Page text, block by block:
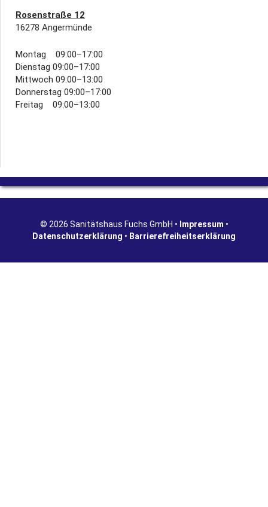
Rosenstraße 12
16278 Angermünde
Montag 09:00–17:00
Dienstag 09:00–17:00
Mittwoch 09:00–13:00
Donnerstag 09:00–17:00
Freitag 09:00–13:00
© 2026 Sanitätshaus Fuchs GmbH • Impressum •
Datenschutzerklärung • Barrierefreiheitserklärung